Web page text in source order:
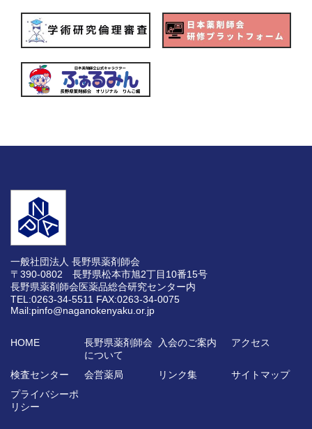
一般社団法人 長野県薬剤師会
〒390-0802 長野県松本市旭2丁目10番15号
長野県薬剤師会医薬品総合研究センター内
TEL:0263-34-5511 FAX:0263-34-0075
Mail:pinfo@naganokenyaku.or.jp
HOME
長野県薬剤師会
について
入会のご案内 アクセス
検査センター 会営薬局 リンク集
サイトマップ
プライバシーポ
リシー